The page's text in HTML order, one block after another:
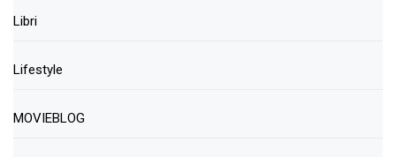
Libri
Lifestyle
MOVIEBLOG